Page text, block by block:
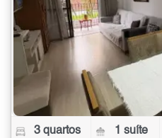
3 quartos 1 suíte